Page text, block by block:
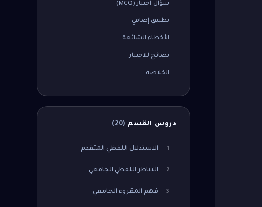
سؤال اختبار (MCQ)
تطبيق إضافي
الأخطاء الشائعة
نصائح للاختبار
الخلاصة
دروس القسم (
20
)
1 الاستدلال اللفظي المتقدم
2 التناظر اللفظي الجامعي
3 فهم المقروء الجامعي